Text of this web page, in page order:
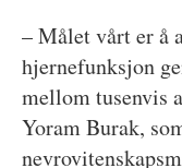
– Målet vårt er å
hjernefunksjon
mellom tusenvis
Yoram Burak,